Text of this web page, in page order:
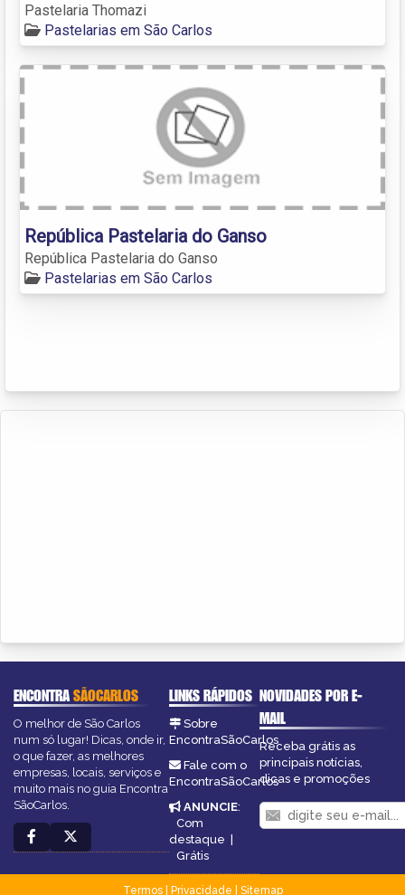
Pastelaria Thomazi
Pastelarias em São Carlos
República Pastelaria do Ganso
República Pastelaria do Ganso
Pastelarias em São Carlos
ENCONTRASÃOCARLOS
O melhor de São Carlos
num só lugar! Dicas, onde ir,
o que fazer, as melhores
empresas, locais, serviços e
muito mais no guia Encontra
SãoCarlos.
LINKS RÁPIDOS
Sobre
EncontraSãoCarlos
Fale com o
EncontraSãoCarlos
ANUNCIE:
Com
destaque |
Grátis
NOVIDADES POR E-
MAIL
Receba grátis as
principais notícias,
dicas e promoções
Termos| Privacidade
Sitemap